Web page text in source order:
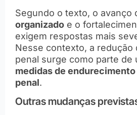
Segundo o texto, o avanço
organizado e o
exigem respostas mais
Nesse contexto, a redução
penal surge como parte de
medidas de
penal.
Outras mudanças